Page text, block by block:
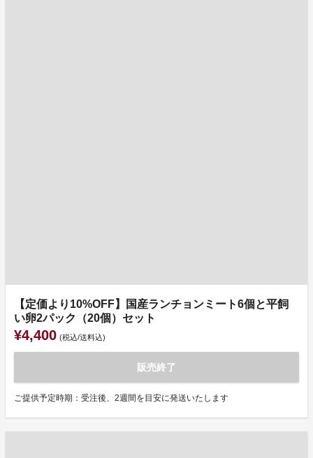
【定価より10%OFF】国産ランチョンミート6個と平飼
い卵2パック（20個）セット
¥4,400 (税込/送料込)
販売終了
ご提供予定時期：受注後、2週間を目安に発送いたします